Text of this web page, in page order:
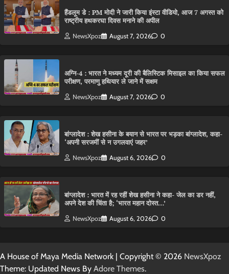
हैंडलूम डे : PM मोदी ने जारी किया इंस्टा वीडियो, आज 7 अगस्त को
राष्ट्रीय हथकरघा दिवस मनाने की अपील
NewsXpoz August 7, 2026 0
अग्नि-4 : भारत ने मध्यम दूरी की बैलिस्टिक मिसाइल का किया सफल
परीक्षण, परमाणु हथियार ले जाने में सक्षम
NewsXpoz August 7, 2026 0
बांग्लादेश : शेख हसीना के बयान से भारत पर भड़का बांग्लादेश, कहा-
‘अपनी सरजमीं से न उगलवाएं जहर’
NewsXpoz August 6, 2026 0
बांग्लादेश : भारत में रह रहीं शेख हसीना ने कहा- जेल का डर नहीं,
अपने देश की चिंता है; ‘भारत महान दोस्त…’
NewsXpoz August 6, 2026 0
A House of Maya Media Network | Copyright © 2026 NewsXpoz
Theme: Updated News By Adore Themes.